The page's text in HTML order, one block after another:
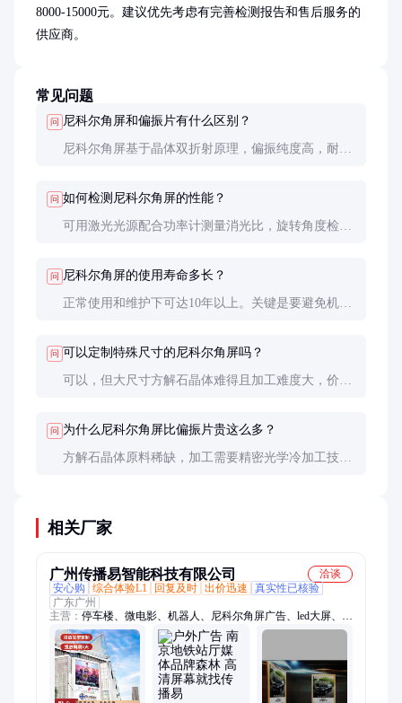
8000-15000元。建议优先考虑有完善检测报告和售后服务的
供应商。
常见问题
问 尼科尔角屏和偏振片有什么区别？
尼科尔角屏基于晶体双折射原理，偏振纯度高，耐候
问 如何检测尼科尔角屏的性能？
可用激光光源配合功率计测量消光比，旋转角度检测
问 尼科尔角屏的使用寿命多长？
正常使用和维护下可达10年以上。关键是要避免机械
问 可以定制特殊尺寸的尼科尔角屏吗？
可以，但大尺寸方解石晶体难得且加工难度大，价格
问 为什么尼科尔角屏比偏振片贵这么多？
方解石晶体原料稀缺，加工需要精密光学冷加工技
相关厂家
广州传播易智能科技有限公司
洽谈
安心购
综合体验L1 回复及时 出价迅速
真实性已核验
广东广州
主营： 停车楼、微电影、机器人、尼科尔角屏广告、led大屏、影
院led、led灯箱、大饭店、商机宝、户外led、广告屏、宣传片、
微营销、传播易、电影院、led广告、平面logo、logo设计、小区
道闸、软文代发、环形三屏、高铁广告、广告设计、报纸电视、
充电座椅、映前广告